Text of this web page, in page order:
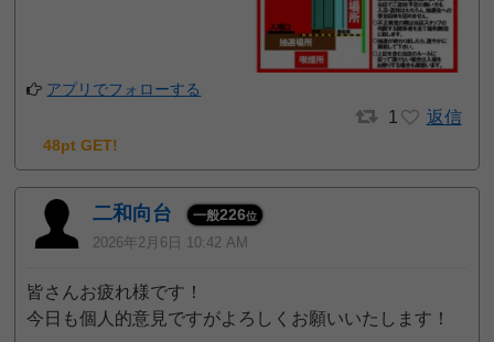
アプリでフォローする
1 返信
48pt GET!
二和向台 一般226位
2026年2月6日 10:42 AM
皆さんお疲れ様です！
今日も個人的意見ですがよろしくお願いいたします！